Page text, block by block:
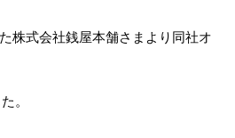
株式会社銭屋本舗さまより同社オ
。